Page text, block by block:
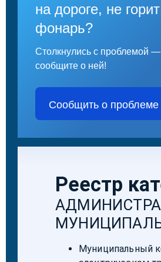
на дороге, не горит
фонарь?
Столкнулись с проблемой —
сообщите о ней!
Сообщить о проблеме